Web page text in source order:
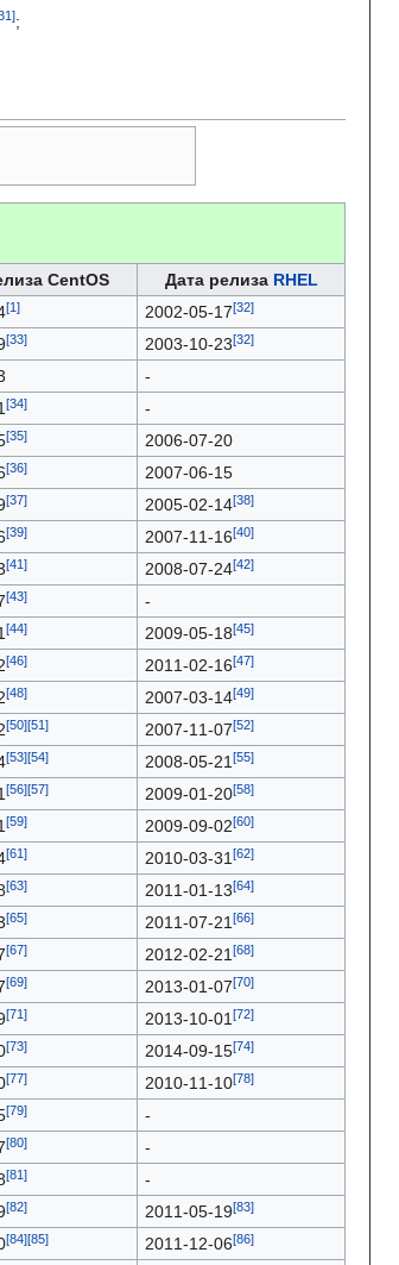
;
CentOS Дата релиза RHEL
2002-05-17
2003-10-23
-
-
2006-07-20
2007-06-15
2005-02-14
2007-11-16
2008-07-24
-
2009-05-18
2011-02-16
2007-03-14
2007-11-07
2008-05-21
2009-01-20
2009-09-02
2010-03-31
2011-01-13
2011-07-21
2012-02-21
2013-01-07
2013-10-01
2014-09-15
2010-11-10
-
-
-
2011-05-19
2011-12-06